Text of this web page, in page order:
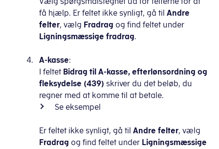
få hjælp. Er feltet ikke synligt, gå til Andre
felter, vælg Fradrag og find feltet under
Ligningsmæssige fradrag.
A-kasse:
I feltet Bidrag til A-kasse, efterlønsordning og
fleksydelse (439) skriver du det beløb, du
regner med at komme til at betale.
Se eksempel
Er feltet ikke synligt, gå til Andre felter, vælg
Fradrag og find feltet under Ligningsmæssige